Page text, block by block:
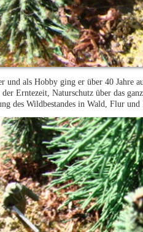
und als Hobby ging er über 40
Erntezeit, Naturschutz über das
des Wildbestandes in Wald, Flur und